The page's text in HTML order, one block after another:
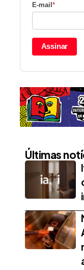
E-mail *
Assinar
Últimas